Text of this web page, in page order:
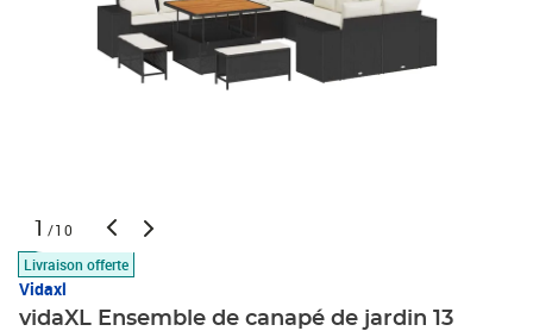
1 /10
Livraison offerte
Vidaxl
vidaXL Ensemble de canapé de jardin 13